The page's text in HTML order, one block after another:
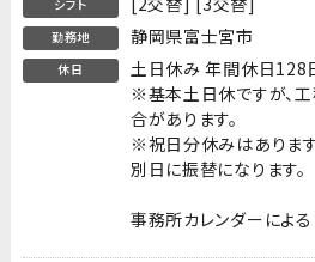
シフト
勤務地 静岡県富士宮市
休日
土日休み 年間休日128
※基本土日休ですが、
合があります。
※祝日分休みはあります
別日に振替になります。
事務所カレンダーによる